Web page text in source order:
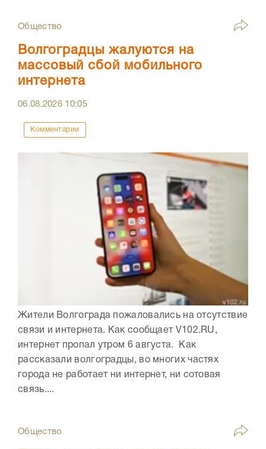
Общество
Волгоградцы жалуются на
массовый сбой мобильного
интернета
06.08.2026 10:05
Комментарии
Жители Волгограда пожаловались на отсутствие
связи и интернета. Как сообщает V102.RU,
интернет пропал утром 6 августа. Как
рассказали волгоградцы, во многих частях
города не работает ни интернет, ни сотовая
связь....
Общество